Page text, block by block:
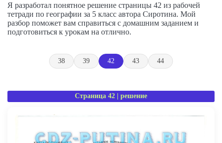
Я разработал понятное решение страницы 42 из рабочей
тетради по географии за 5 класс автора Сиротина. Мой
разбор поможет вам справиться с домашним заданием и
подготовиться к урокам на отлично.
38 39 42 43 44
Страница 42 | решение